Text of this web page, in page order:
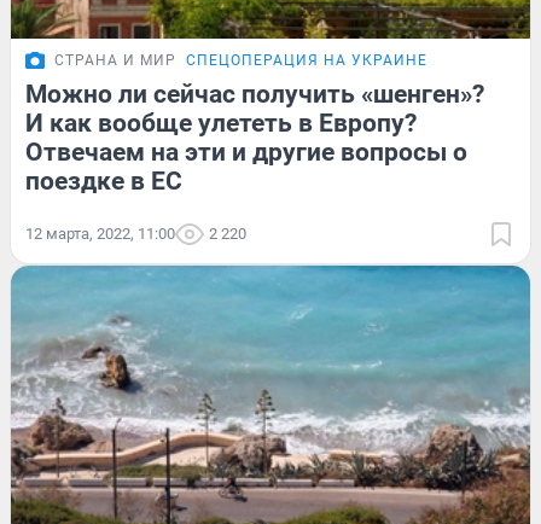
СТРАНА И МИР СПЕЦОПЕРАЦИЯ НА УКРАИНЕ
Можно ли сейчас получить «шенген»?
И как вообще улететь в Европу?
Отвечаем на эти и другие вопросы о
поездке в ЕС
12 марта, 2022, 11:00 2 220